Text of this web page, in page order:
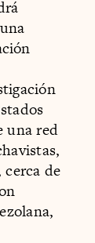
una red
cerca de